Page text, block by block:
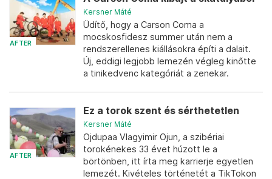
AFTER
Kersner Máté
Üdítő, hogy a Carson Coma a
mocskosfidesz summer után nem a
rendszerellenes kiállásokra építi a dalait.
Új, eddigi legjobb lemezén végleg kinőtte
a tinikedvenc kategóriát a zenekar.
AFTER
Ez a torok szent és sérthetetlen
Kersner Máté
Ojdupaa Vlagyimir Ojun, a szibériai
torokénekes 33 évet húzott le a
börtönben, itt írta meg karrierje egyetlen
lemezét. Kivételes történetét a TikTokon